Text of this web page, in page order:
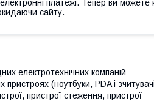
платежі. Тепер ви можете
сайту.
електротехнічних компаній
(ноутбуки, PDA і зчитувачі
пристрої стеження, пристрої